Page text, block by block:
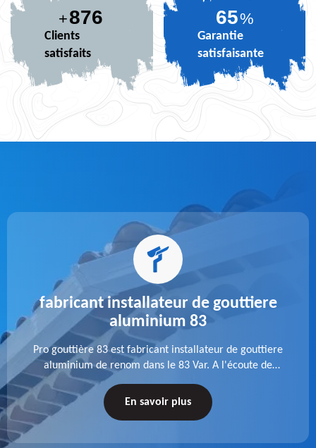
+876
Clients
satisfaits
80%
Garantie
satisfaisante
fabricant installateur de gouttiere
aluminium 83
Pro gouttière 83 est fabricant installateur de gouttiere
aluminium de renom dans le 83 Var. A l'écoute de
chaque besoin, notre équipe veille à réaliser des
gouttières performantes, durables et à la hauteur de
En savoir plus